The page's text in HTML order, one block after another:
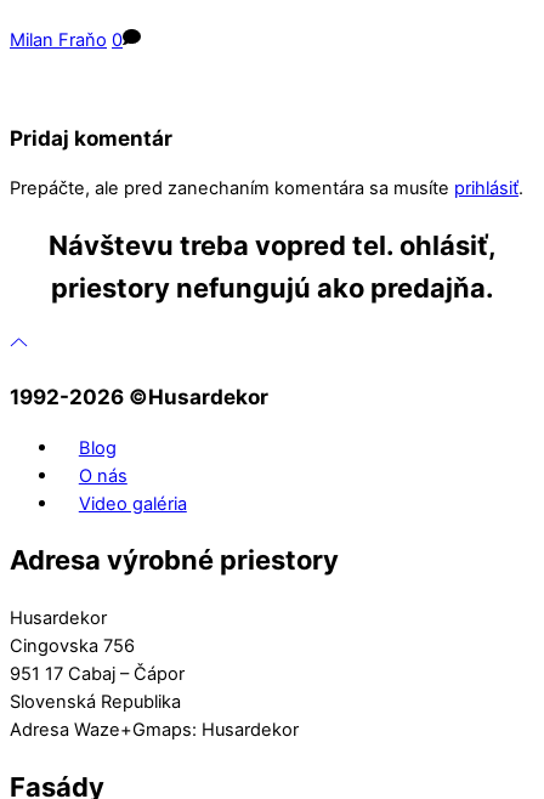
Milan Fraňo 0
Pridaj komentár
Prepáčte, ale pred zanechaním komentára sa musíte prihlásiť.
Návštevu treba vopred tel. ohlásiť,
priestory nefungujú ako predajňa.
1992-2026 ©️Husardekor
Blog
O nás
Video galéria
Adresa výrobné priestory
Husardekor
Cingovska 756
951 17 Cabaj – Čápor
Slovenská Republika
Adresa Waze+Gmaps: Husardekor
Fasády